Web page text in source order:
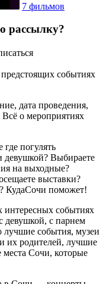
7 фильмов
рассылку?
событиях
дата проведения,
о мероприятиях
погулять
девушкой? Выбираете
на выходные?
выставки?
КудаСочи поможет!
событиях
девушкой, с парнем
лучшие события, музеи
их родителей, лучшие
места Сочи, которые